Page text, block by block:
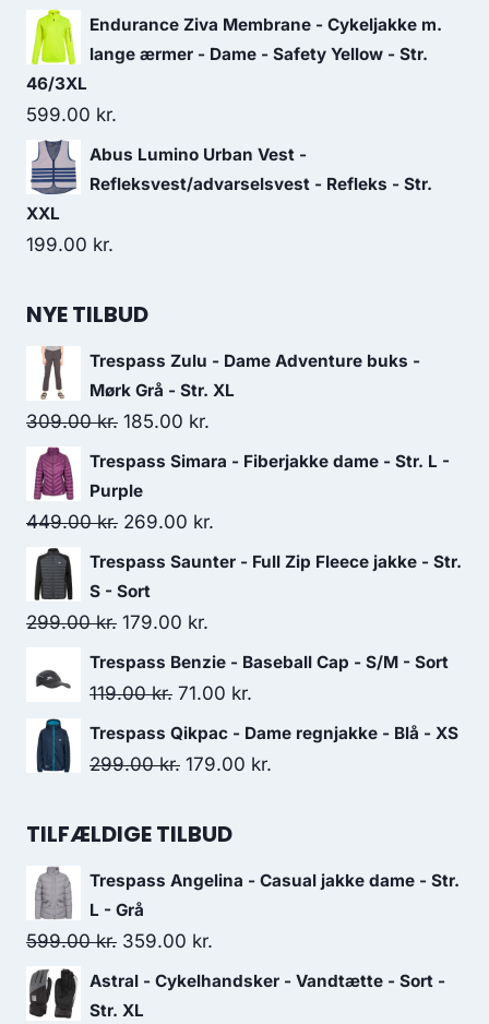
Endurance Ziva Membrane - Cykeljakke m.
lange ærmer - Dame - Safety Yellow - Str.
46/3XL
599.00 kr.
Abus Lumino Urban Vest -
Refleksvest/advarselsvest - Refleks - Str.
XXL
199.00 kr.
NYE TILBUD
Trespass Zulu - Dame Adventure buks -
Mørk Grå - Str. XL
309.00kr. Original
price
was:
309.00 kr..
185.00 kr.
price
185.00 kr..
Trespass Simara - Fiberjakke dame - Str. L -
Purple
449.00kr. Original
price
was:
449.00 kr..
269.00 kr.
price
Trespass Saunter - Full Zip Fleece jakke - Str.
S - Sort
299.00kr. Original
price
was:
179.00 kr.
price
is:
Trespass Benzie - Baseball Cap - S/M - Sort
119.00kr. Original
price
was:
71.00 kr.
price
is:
Trespass Qikpac - Dame regnjakke - Blå - XS
299.00kr. Original
was:
179.00 kr.
TILFÆLDIGE TILBUD
Trespass Angelina - Casual jakke dame - Str.
L - Grå
599.00kr. Original
price
was:
359.00 kr.
price
Astral - Cykelhandsker - Vandtætte - Sort -
Str. XL